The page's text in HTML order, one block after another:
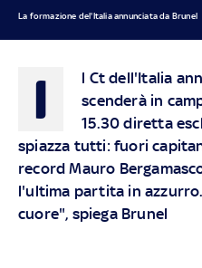
La formazione del'Italia annunciata da Brunel
I
l Ct dell'Italia
scenderà in
15.30 diretta
spiazza tutti: fuori
record Mauro
l'ultima partita in
cuore", spiega Brunel